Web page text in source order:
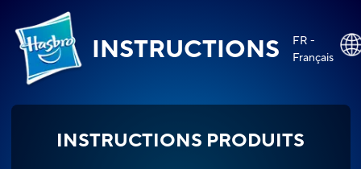
INSTRUCTIONS
FR -
Français
INSTRUCTIONS PRODUITS